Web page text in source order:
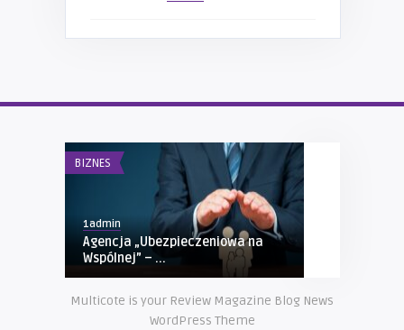
BIZNES
1admin
Agencja „Ubezpieczeniowa na
Wspólnej” – ...
Multicote is your Review Magazine Blog News
WordPress Theme